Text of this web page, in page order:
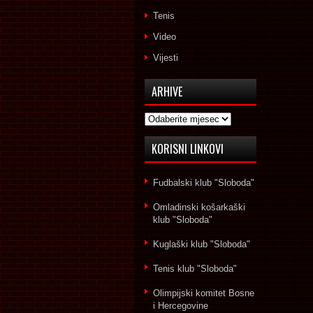
Tenis
Video
Vijesti
ARHIVE
Arhive
KORISNI LINKOVI
Fudbalski klub "Sloboda"
Omladinski košarkaški
klub "Sloboda"
Kuglaški klub "Sloboda"
Tenis klub "Sloboda"
Olimpijski komitet Bosne
i Hercegovine